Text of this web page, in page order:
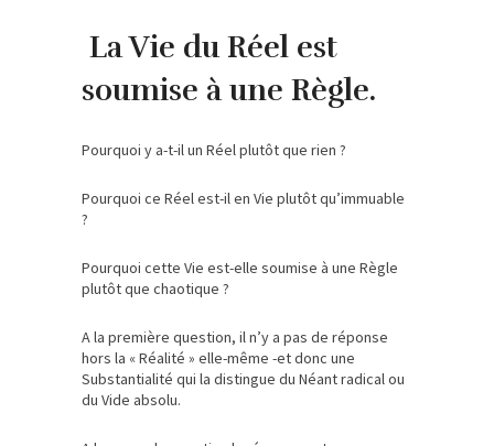
La Vie du Réel est
soumise à une Règle.
Pourquoi y a-t-il un Réel plutôt que rien ?
Pourquoi ce Réel est-il en Vie plutôt qu’immuable
?
Pourquoi cette Vie est-elle soumise à une Règle
plutôt que chaotique ?
A la première question, il n’y a pas de réponse
hors la « Réalité » elle-même -et donc une
Substantialité qui la distingue du Néant radical ou
du Vide absolu.